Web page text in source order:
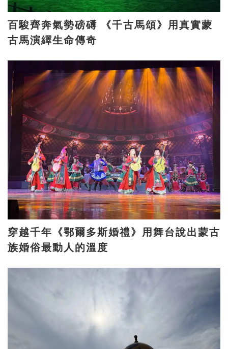
百駿齊奔氣勢磅礡 《千古馬頌》用真實蒙
古馬演繹生命傳奇
穿越千年《鄂爾多斯婚禮》用舞台說出蒙古
族婚俗最動人的溫度